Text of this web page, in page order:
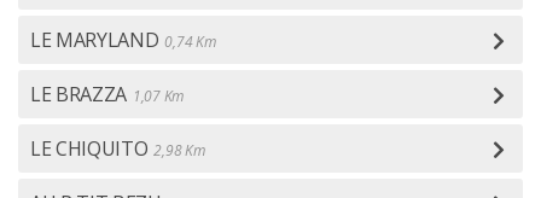
LE MARYLAND 0,74 Km
LE BRAZZA 1,07 Km
LE CHIQUITO 2,98 Km